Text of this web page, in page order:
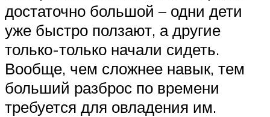
достаточно большой – одни дети
уже быстро ползают, а другие
только-только начали сидеть.
Вообще, чем сложнее навык, тем
больший разброс по времени
требуется для овладения им.